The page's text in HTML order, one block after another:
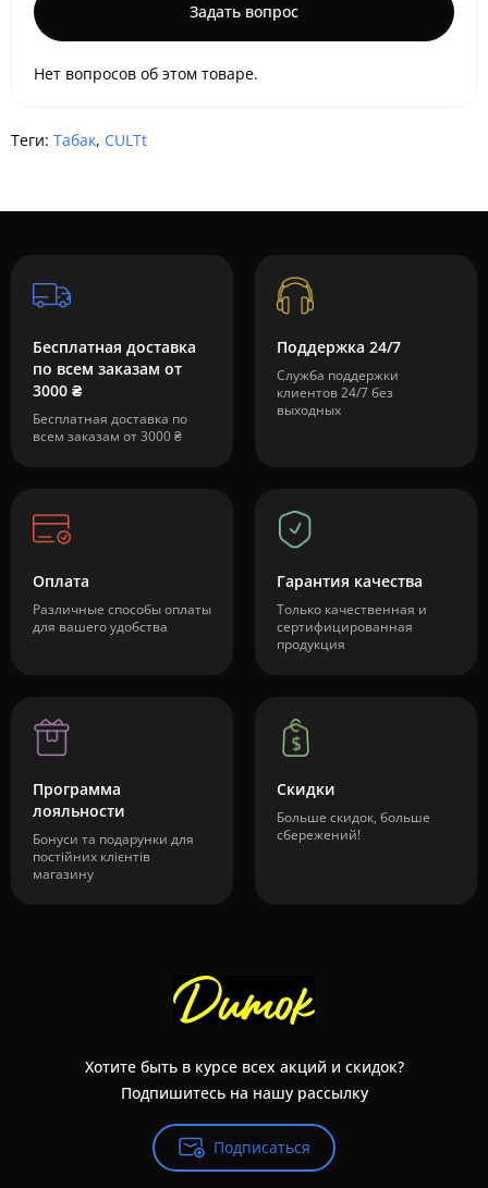
Задать вопрос
Нет вопросов об этом товаре.
Теги: Табак, CULTt
Бесплатная доставка
по всем заказам от
3000 ₴
Бесплатная доставка по
всем заказам от 3000 ₴
Поддержка 24/7
Служба поддержки
клиентов 24/7 без
выходных
Оплата
Различные способы оплаты
для вашего удобства
Гарантия качества
Только качественная и
сертифицированная
продукция
Программа
лояльности
Бонуси та подарунки для
постійних клієнтів
магазину
Скидки
Больше скидок, больше
сбережений!
Хотите быть в курсе всех акций и скидок?
Подпишитесь на нашу рассылку
Подписаться